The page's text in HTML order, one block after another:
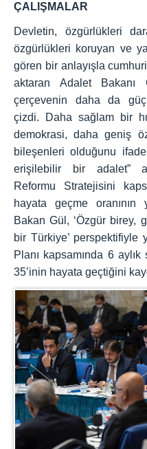
ÇALIŞMALAR
Devletin, özgürlükleri
özgürlükleri koruyan ve
gören bir anlayışla
aktaran Adalet Bakanı
çerçevenin daha da
çizdi. Daha sağlam bir
demokrasi, daha geniş
bileşenleri olduğunu
erişilebilir bir adalet”
Reformu Stratejisini
hayata geçme
Bakan Gül, ‘Özgür birey,
bir Türkiye’ perspektifiyle
Planı kapsamında 6
35’inin hayata geçtiğini